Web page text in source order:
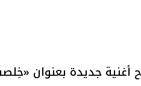
أغنية جديدة بعنوان